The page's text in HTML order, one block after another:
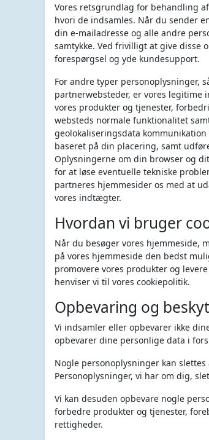
Vores retsgrundlag for behandling
hvori de indsamles. Når du sender
din e-mailadresse og alle andre
samtykke. Ved frivilligt at give disse
forespørgsel og yde kundesupport.
For andre typer personoplysninger,
partnerwebsteder, er vores
vores produkter og tjenester,
websteds normale funktionalitet
geolokaliseringsdata
baseret på din placering, samt
Oplysningerne om din browser og
for at løse eventuelle tekniske
partneres hjemmesider os med at
vores indtægter.
Hvordan vi bruger
Når du besøger vores hjemmeside,
på vores hjemmeside den bedst
promovere vores produkter og
henviser vi til vores cookiepolitik.
Opbevaring og
Vi indsamler eller opbevarer ikke
opbevarer dine personlige data i
Nogle personoplysninger kan
Personoplysninger, vi har om dig,
Vi kan desuden opbevare nogle
forbedre produkter og tjenester,
rettigheder.